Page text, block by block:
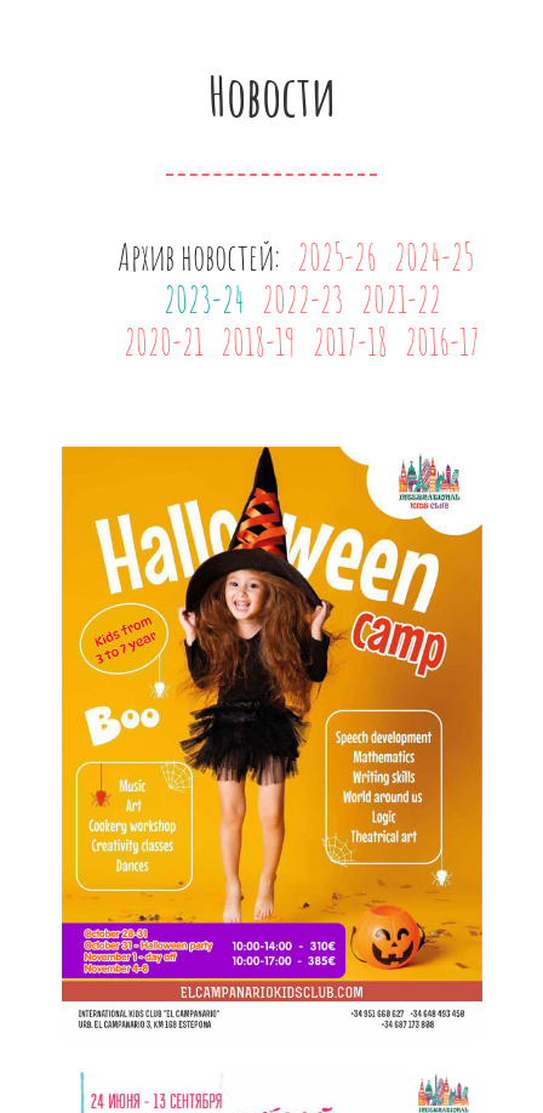
Новости
Архив новостей: 2025-26 2024-25
2023-24 2022-23 2021-22
2020-21 2018-19 2017-18 2016-17